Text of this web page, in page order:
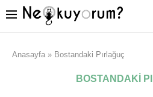
Anasayfa » Bostandaki Pırlağuç
BOSTANDAKI